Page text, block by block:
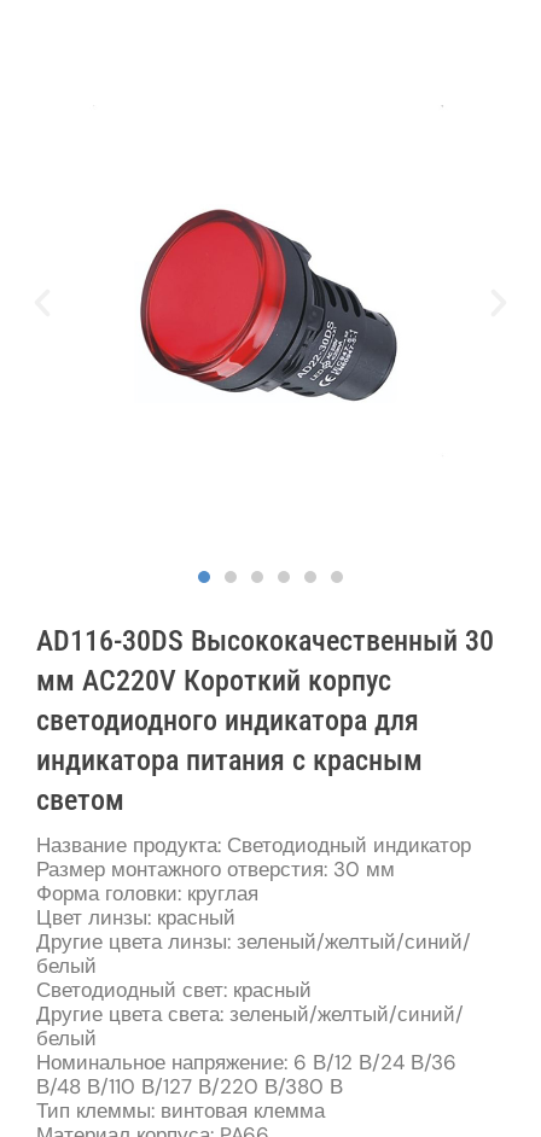
AD116-30DS Высококачественный 30
мм AC220V Короткий корпус
светодиодного индикатора для
индикатора питания с красным
светом
Название продукта: Светодиодный индикатор
Размер монтажного отверстия: 30 мм
Форма головки: круглая
Цвет линзы: красный
Другие цвета линзы: зеленый/желтый/синий/
белый
Светодиодный свет: красный
Другие цвета света: зеленый/желтый/синий/
белый
Номинальное напряжение: 6 В/12 В/24 В/36
В/48 В/110 В/127 В/220 В/380 В
Тип клеммы: винтовая клемма